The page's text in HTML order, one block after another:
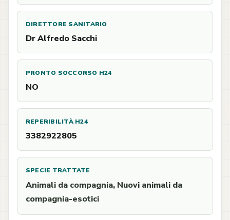
DIRETTORE SANITARIO
Dr Alfredo Sacchi
PRONTO SOCCORSO H24
NO
REPERIBILITÀ H24
3382922805
SPECIE TRATTATE
Animali da compagnia, Nuovi animali da
compagnia-esotici